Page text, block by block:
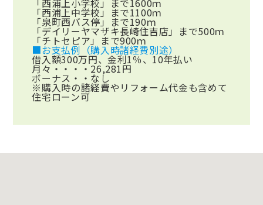
「西浦上小学校」まで1600ｍ
「西浦上中学校」まで1100ｍ
「泉町西バス停」まで190ｍ
「デイリーヤマザキ長崎住吉店」まで500ｍ
「チトセピア」まで900ｍ
■お支払例（購入時諸経費別途）
借入額300万円、金利1％、10年払い
月々・・・・26,281円
ボーナス・・なし
※購入時の諸経費やリフォーム代金も含めて
住宅ローン可